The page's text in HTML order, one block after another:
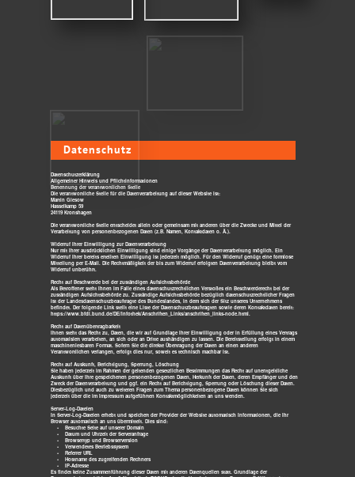
Datenschutz
Datenschutzerklärung
Allgemeiner Hinweis und Pflichtinformationen
Benennung der verantwortlichen Stelle
Die verantwortliche Stelle für die Datenverarbeitung auf dieser Website ist:
Martin Giesow
Hasselkamp 59
24119 Kronshagen
Die verantwortliche Stelle entscheidet allein oder gemeinsam mit anderen über die Zwecke und Mittel der
Verarbeitung von personenbezogenen Daten (z.B. Namen, Kontaktdaten o. Ä.).
Widerruf Ihrer Einwilligung zur Datenverarbeitung
Nur mit Ihrer ausdrücklichen Einwilligung sind einige Vorgänge der Datenverarbeitung möglich. Ein
Widerruf Ihrer bereits erteilten Einwilligung ist jederzeit möglich. Für den Widerruf genügt eine formlose
Mitteilung per E-Mail. Die Rechtmäßigkeit der bis zum Widerruf erfolgten Datenverarbeitung bleibt vom
Widerruf unberührt.
Recht auf Beschwerde bei der zuständigen Aufsichtsbehörde
Als Betroffener steht Ihnen im Falle eines datenschutzrechtlichen Verstoßes ein Beschwerderecht bei der
zuständigen Aufsichtsbehörde zu. Zuständige Aufsichtsbehörde bezüglich datenschutzrechtlicher Fragen
ist der Landesdatenschutzbeauftragte des Bundeslandes, in dem sich der Sitz unseres Unternehmens
befindet. Der folgende Link stellt eine Liste der Datenschutzbeauftragten sowie deren Kontaktdaten bereit:
https://www.bfdi.bund.de/DE/Infothek/Anschriften_Links/anschriften_links-node.html.
Recht auf Datenübertragbarkeit
Ihnen steht das Recht zu, Daten, die wir auf Grundlage Ihrer Einwilligung oder in Erfüllung eines Vertrags
automatisiert verarbeiten, an sich oder an Dritte aushändigen zu lassen. Die Bereitstellung erfolgt in einem
maschinenlesbaren Format. Sofern Sie die direkte Übertragung der Daten an einen anderen
Verantwortlichen verlangen, erfolgt dies nur, soweit es technisch machbar ist.
Recht auf Auskunft, Berichtigung, Sperrung, Löschung
Sie haben jederzeit im Rahmen der geltenden gesetzlichen Bestimmungen das Recht auf unentgeltliche
Auskunft über Ihre gespeicherten personenbezogenen Daten, Herkunft der Daten, deren Empfänger und den
Zweck der Datenverarbeitung und ggf. ein Recht auf Berichtigung, Sperrung oder Löschung dieser Daten.
Diesbezüglich und auch zu weiteren Fragen zum Thema personenbezogene Daten können Sie sich
jederzeit über die im Impressum aufgeführten Kontaktmöglichkeiten an uns wenden.
Server-Log-Dateien
In Server-Log-Dateien erhebt und speichert der Provider der Website automatisch Informationen, die Ihr
Browser automatisch an uns übermittelt. Dies sind:
• Besuchte Seite auf unserer Domain
• Datum und Uhrzeit der Serveranfrage
• Browsertyp und Browserversion
• Verwendetes Betriebssystem
• Referrer URL
• Hostname des zugreifenden Rechners
• IP-Adresse
Es findet keine Zusammenführung dieser Daten mit anderen Datenquellen statt. Grundlage der